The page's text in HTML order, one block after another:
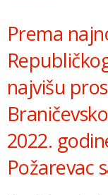
Prema
najvišu
2022.
Požarevac